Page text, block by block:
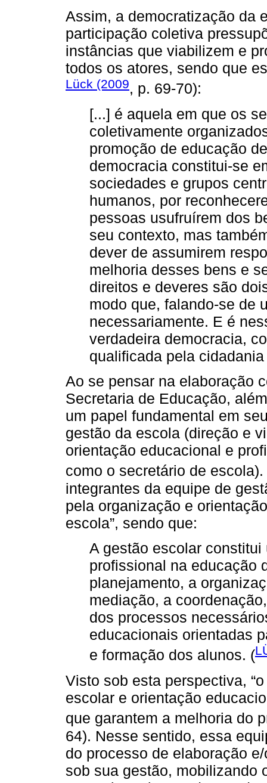
Assim, a democratização da
participação coletiva
instâncias que viabilizem e
todos os atores, sendo que
Lück (2009, p. 69-70):
[...] é aquela em que os
coletivamente
promoção de educação
democracia constitui-se
sociedades e grupos
humanos, por
pessoas usufruírem dos
seu contexto, mas
dever de assumirem
melhoria desses bens e
direitos e deveres são
modo que, falando-se de
necessariamente. E é
verdadeira democracia,
qualificada pela
Ao se pensar na elaboração
Secretaria de Educação,
um papel fundamental em
gestão da escola (direção e
orientação educacional e
como o secretário de
integrantes da equipe de
pela organização e
escola”, sendo que:
A gestão escolar
profissional na educação
planejamento, a
mediação, a
dos processos
educacionais orientadas
e formação dos alunos. (
Visto sob esta perspectiva,
escolar e orientação
que garantem a melhoria do
64). Nesse sentido, essa
do processo de elaboração
sob sua gestão, mobilizando